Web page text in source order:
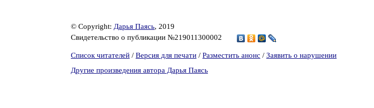
© Copyright: Дарья Паясь, 2019
Свидетельство о публикации №219011300002
Список читателей / Версия для печати / Разместить анонс / Заявить о нарушении
Другие произведения автора Дарья Паясь